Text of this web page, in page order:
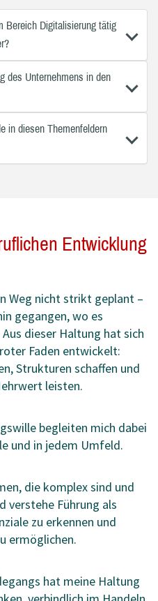
Bereich Digitalisierung tätig
des Unternehmens in den
in diesen Themenfeldern
Entwicklung
Weg nicht strikt geplant –
gegangen, wo es
dieser Haltung hat sich
Faden entwickelt:
Strukturen schaffen und
leisten.
begleiten mich dabei
und in jedem Umfeld.
die komplex sind und
verstehe Führung als
zu erkennen und
ermöglichen.
hat meine Haltung